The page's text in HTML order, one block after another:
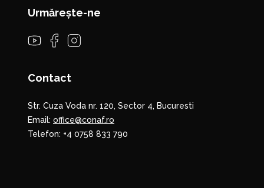
Urmărește-ne
Contact
Str. Cuza Voda nr. 120, Sector 4, Bucuresti
Email: office@conaf.ro
Telefon: +4 0758 833 790